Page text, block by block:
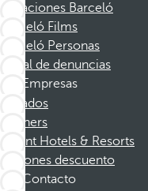
Vacaciones Barceló
Barceló Films
Barceló Personas
Canal de denuncias
Empresas
Afiliados
Partners
Dorint Hotels & Resorts
Cupones descuento
Contacto